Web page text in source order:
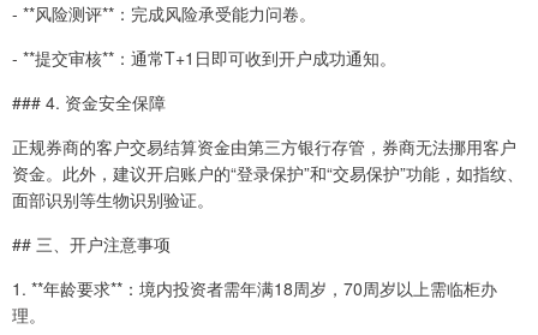
- **风险测评**：完成风险承受能力问卷。
- **提交审核**：通常T+1日即可收到开户成功通知。
### 4. 资金安全保障
正规券商的客户交易结算资金由第三方银行存管，券商无法挪用客户
资金。此外，建议开启账户的“登录保护”和“交易保护”功能，如指纹、
面部识别等生物识别验证。
## 三、开户注意事项
1. **年龄要求**：境内投资者需年满18周岁，70周岁以上需临柜办
理。